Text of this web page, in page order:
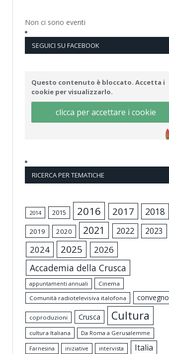
Non ci sono eventi
SEGUICI SU FACEBOOK
Questo contenuto è bloccato. Accetta i
cookie per visualizzarlo.
clicca per accettare i cookie
RICERCA PER TEMATICHE
2014 2015 2016 2017 2018
2019 2020 2021 2022 2023
2024 2025 2026
Accademia della Crusca
appuntamenti annuali
Cinema
Comunità radiotelevisiva italofona
convegno
coproduzioni Crusca Cultura
cultura Italiana Da Roma a Gerusalemme
Farnesina iniziative intervista Italia